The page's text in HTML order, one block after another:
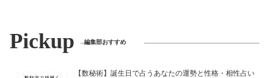
Pickup 編集部おすすめ
【数秘術】誕生日で占うあなたの運勢と性格・相性占い